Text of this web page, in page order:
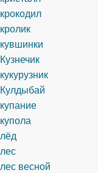
крокодил
кролик
кувшинки
Кузнечик
кукурузник
Кулдыбай
купание
купола
лёд
лес
лес весной